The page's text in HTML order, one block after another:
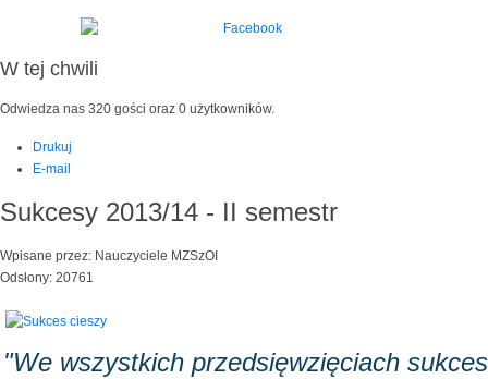
W tej chwili
Odwiedza nas 320 gości oraz 0 użytkowników.
Drukuj
E-mail
Sukcesy 2013/14 - II semestr
Wpisane przez: Nauczyciele MZSzOI
Odsłony: 20761
"We wszystkich przedsięwzięciach sukces